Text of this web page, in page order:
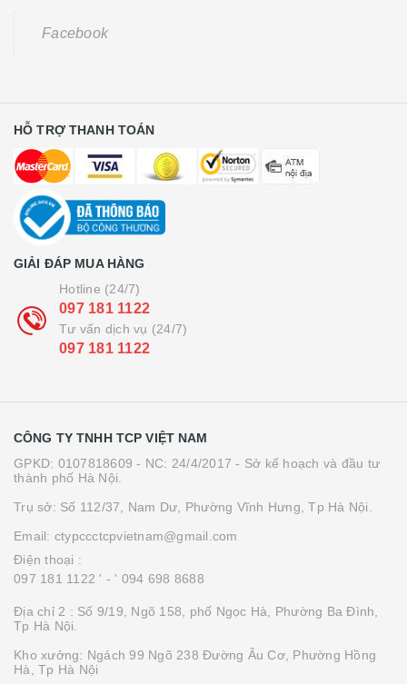
Facebook
HỖ TRỢ THANH TOÁN
GIẢI ĐÁP MUA HÀNG
Hotline (24/7)
097 181 1122
Tư vấn dịch vụ (24/7)
097 181 1122
CÔNG TY TNHH TCP VIỆT NAM
GPKD: 0107818609 - NC: 24/4/2017 - Sở kế hoạch và đầu tư
thành phố Hà Nội.
Trụ sở: Số 112/37, Nam Dư, Phường Vĩnh Hưng, Tp Hà Nội.
Email: ctypccctcpvietnam@gmail.com
Điện thoại :
097 181 1122 ' - ' 094 698 8688
Địa chỉ 2 : Số 9/19, Ngõ 158, phố Ngọc Hà, Phường Ba Đình,
Tp Hà Nội.
Kho xưởng: Ngách 99 Ngõ 238 Đường Âu Cơ, Phường Hồng
Hà, Tp Hà Nội